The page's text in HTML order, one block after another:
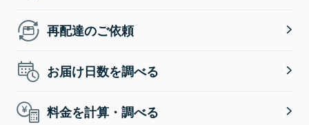
再配達のご依頼
お届け日数を調べる
料金を計算・調べる